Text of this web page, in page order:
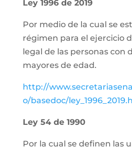
Ley 1996 de 2019
Por medio de la cual se
régimen para el ejercicio
legal de las personas con
mayores de edad.
http://
o/basedoc/
Ley 54 de 1990
Por la cual se definen las